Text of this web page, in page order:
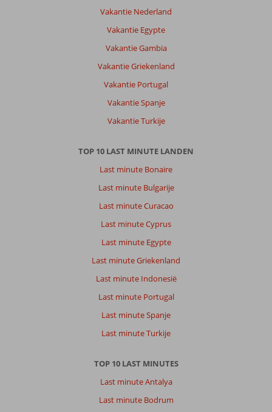
Vakantie Nederland
Vakantie Egypte
Vakantie Gambia
Vakantie Griekenland
Vakantie Portugal
Vakantie Spanje
Vakantie Turkije
TOP 10 LAST MINUTE LANDEN
Last minute Bonaire
Last minute Bulgarije
Last minute Curacao
Last minute Cyprus
Last minute Egypte
Last minute Griekenland
Last minute Indonesië
Last minute Portugal
Last minute Spanje
Last minute Turkije
TOP 10 LAST MINUTES
Last minute Antalya
Last minute Bodrum